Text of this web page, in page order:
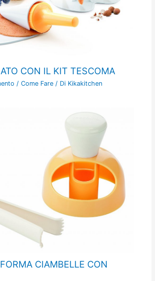
CON IL KIT TESCOMA
/ Come Fare/ Di Kikakitchen
CIAMBELLE CON